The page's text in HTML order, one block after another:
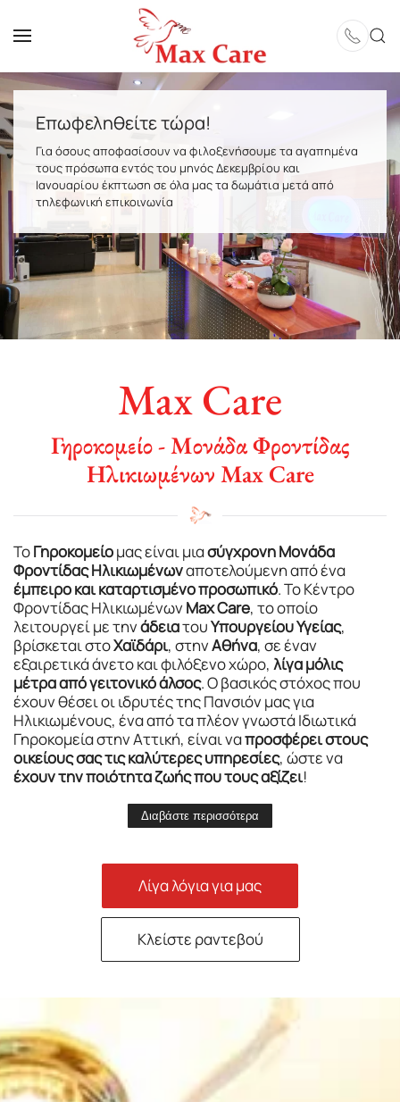
Skip to main content
Επωφεληθείτε τώρα!
Για όσους αποφασίσουν να φιλοξενήσουμε τα αγαπημένα
τους πρόσωπα εντός του μηνός Δεκεμβρίου και
Ιανουαρίου έκπτωση σε όλα μας τα δωμάτια μετά από
τηλεφωνική επικοινωνία
Max Care
Γηροκομείο - Μονάδα Φροντίδας
Ηλικιωμένων Max Care
ΤοΓηροκομείομας είναι μιασύγχρονη Μονάδα
Φροντίδας Ηλικιωμένωναποτελούμενη από ένα
έμπειρο και καταρτισμένο προσωπικό. Το Κέντρο
Φροντίδας Ηλικιωμένων Max Care, το οποίο
λειτουργεί με τηνάδειατουΥπουργείουΥγείας,
βρίσκεται στοΧαϊδάρι, στηνΑθήνα, σε έναν
εξαιρετικά άνετο και φιλόξενο χώρο, λίγα μόλις
μέτρα από γειτονικό άλσος. Ο βασικός στόχος που
έχουν θέσει οι ιδρυτές της Πανσιόν μας για
Ηλικιωμένους, ένα από τα πλέον γνωστά Ιδιωτικά
Γηροκομεία στην Αττική, είναι ναπροσφέρει στους
οικείους σας τις καλύτερες υπηρεσίες, ώστε να
έχουν την ποιότητα ζωής που τους αξίζει!
Διαβάστε περισσότερα
Λίγα λόγια για μας
Κλείστε ραντεβού